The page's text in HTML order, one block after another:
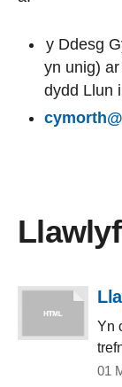
y Ddesg
yn unig)
dydd Llun
Yn
01